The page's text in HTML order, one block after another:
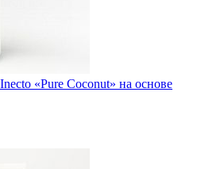
«Pure Coconut» на основе